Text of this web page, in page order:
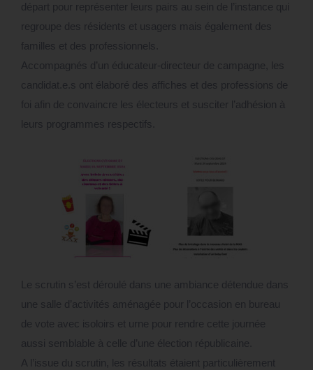
départ pour représenter leurs pairs au sein de l’instance qui
regroupe des résidents et usagers mais également des
familles et des professionnels.
Accompagnés d’un éducateur-directeur de campagne, les
candidat.e.s ont élaboré des affiches et des professions de
foi afin de convaincre les électeurs et susciter l’adhésion à
leurs programmes respectifs.
Le scrutin s’est déroulé dans une ambiance détendue dans
une salle d’activités aménagée pour l’occasion en bureau
de vote avec isoloirs et urne pour rendre cette journée
aussi semblable à celle d’une élection républicaine.
A l’issue du scrutin, les résultats étaient particulièrement